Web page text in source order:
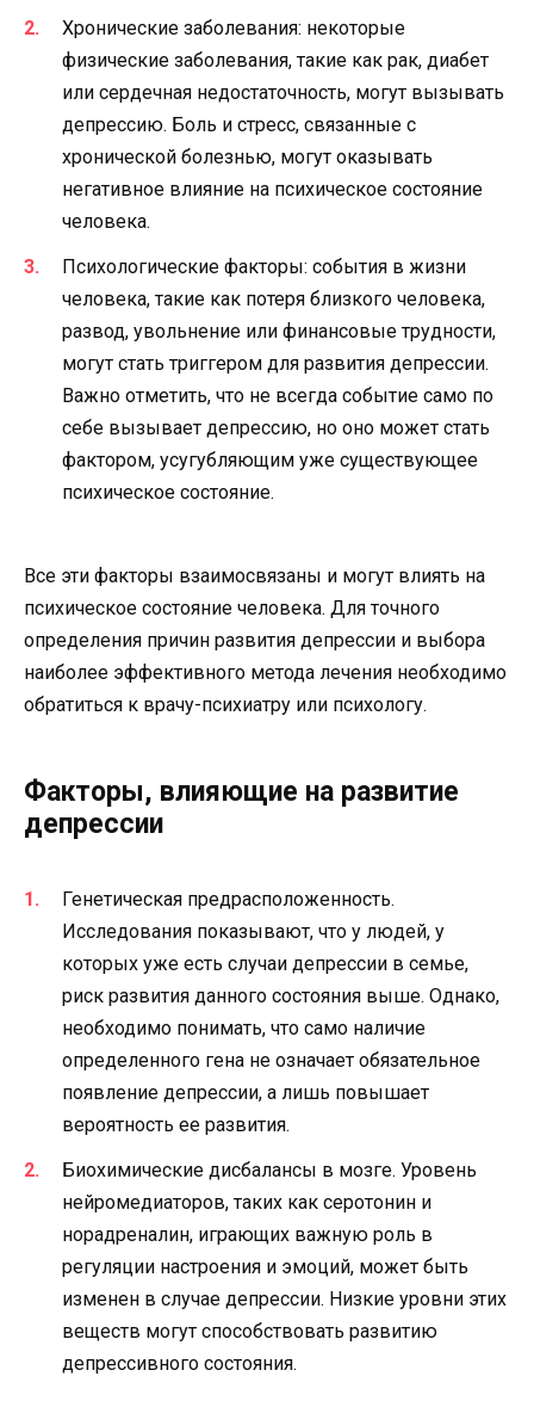
Хронические заболевания: некоторые
физические заболевания, такие как рак, диабет
или сердечная недостаточность, могут вызывать
депрессию. Боль и стресс, связанные с
хронической болезнью, могут оказывать
негативное влияние на психическое состояние
человека.
Психологические факторы: события в жизни
человека, такие как потеря близкого человека,
развод, увольнение или финансовые трудности,
могут стать триггером для развития депрессии.
Важно отметить, что не всегда событие само по
себе вызывает депрессию, но оно может стать
фактором, усугубляющим уже существующее
психическое состояние.
Все эти факторы взаимосвязаны и могут влиять на
психическое состояние человека. Для точного
определения причин развития депрессии и выбора
наиболее эффективного метода лечения необходимо
обратиться к врачу-психиатру или психологу.
Факторы, влияющие на развитие
депрессии
Генетическая предрасположенность.
Исследования показывают, что у людей, у
которых уже есть случаи депрессии в семье,
риск развития данного состояния выше. Однако,
необходимо понимать, что само наличие
определенного гена не означает обязательное
появление депрессии, а лишь повышает
вероятность ее развития.
Биохимические дисбалансы в мозге. Уровень
нейромедиаторов, таких как серотонин и
норадреналин, играющих важную роль в
регуляции настроения и эмоций, может быть
изменен в случае депрессии. Низкие уровни этих
веществ могут способствовать развитию
депрессивного состояния.